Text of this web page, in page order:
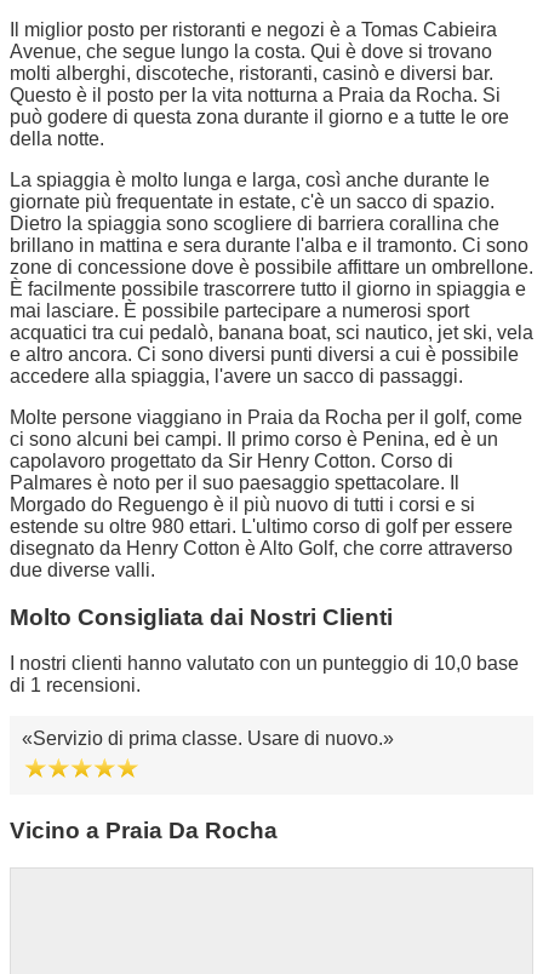
Il miglior posto per ristoranti e negozi è a Tomas Cabieira
Avenue, che segue lungo la costa. Qui è dove si trovano
molti alberghi, discoteche, ristoranti, casinò e diversi bar.
Questo è il posto per la vita notturna a Praia da Rocha. Si
può godere di questa zona durante il giorno e a tutte le ore
della notte.
La spiaggia è molto lunga e larga, così anche durante le
giornate più frequentate in estate, c'è un sacco di spazio.
Dietro la spiaggia sono scogliere di barriera corallina che
brillano in mattina e sera durante l'alba e il tramonto. Ci sono
zone di concessione dove è possibile affittare un ombrellone.
È facilmente possibile trascorrere tutto il giorno in spiaggia e
mai lasciare. È possibile partecipare a numerosi sport
acquatici tra cui pedalò, banana boat, sci nautico, jet ski, vela
e altro ancora. Ci sono diversi punti diversi a cui è possibile
accedere alla spiaggia, l'avere un sacco di passaggi.
Molte persone viaggiano in Praia da Rocha per il golf, come
ci sono alcuni bei campi. Il primo corso è Penina, ed è un
capolavoro progettato da Sir Henry Cotton. Corso di
Palmares è noto per il suo paesaggio spettacolare. Il
Morgado do Reguengo è il più nuovo di tutti i corsi e si
estende su oltre 980 ettari. L'ultimo corso di golf per essere
disegnato da Henry Cotton è Alto Golf, che corre attraverso
due diverse valli.
Molto Consigliata dai Nostri Clienti
I nostri clienti hanno valutato con un punteggio di 10,0 base
di 1 recensioni.
Servizio di prima classe. Usare di nuovo.
Vicino a Praia Da Rocha